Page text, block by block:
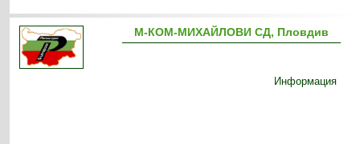
М-КОМ-МИХАЙЛОВИ СД, Пловдив
Информация